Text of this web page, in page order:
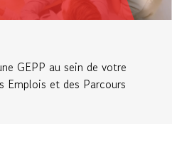
GEPP au sein de votre
Emplois et des Parcours